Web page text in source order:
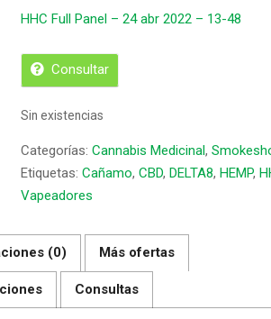
HHC Full Panel – 24 abr 2022 – 13-48
Consultar
Sin existencias
Categorías:Cannabis Medicinal,
Etiquetas:Cañamo,CBD,DELTA8,HEMP,
Vapeadores
(0) Más ofertas
Consultas